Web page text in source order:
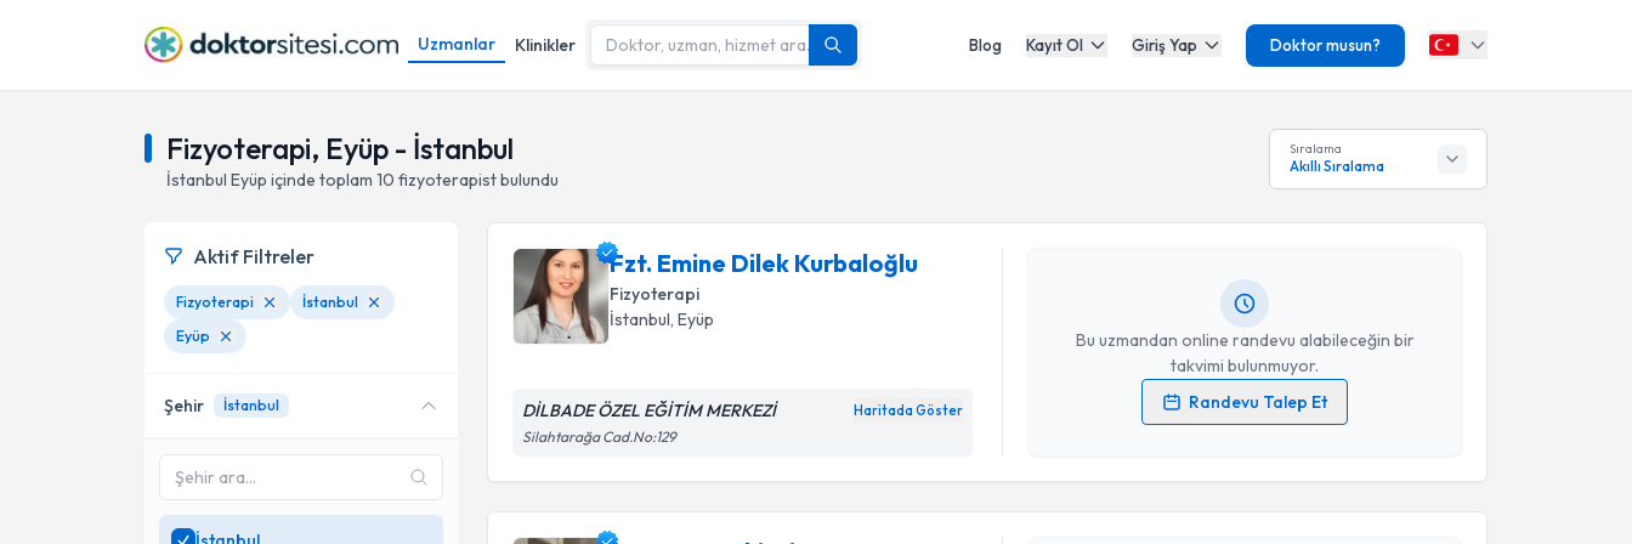
Uzmanlar Klinikler Blog Kayıt Ol Giriş Yap Doktor musun?
Fizyoterapi, Eyüp - İstanbul
İstanbul Eyüp içinde toplam 10 fizyoterapistbulundu
Sıralama
Akıllı Sıralama
Fzt. Emine Dilek Kurbaloğlu
Fizyoterapi
İstanbul,Eyüp
DİLBADE ÖZEL EĞİTİM MERKEZİ Haritada Göster
Silahtarağa Cad.No:129
Bu uzmandan online randevu alabileceğin bir
takvimi bulunmuyor.
Randevu Talep Et
Kişisel verilerimin işlenmesine ilişkinAydınlatma Metni
işlenmesini kabul ediyorum.
Randevu Takvimi Talebi
Fzt. Murat Ekinciiçin randevu takvimi talebi oluşturun. Size bu
uzmandan randevu almanız için bir takvim hazırlandığında e-
Aktif Filtreler
Fizyoterapi
İstanbul
Eyüp
Şehir İstanbul